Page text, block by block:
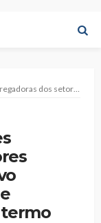
à conversão de contratos de trabalho a termo
termo